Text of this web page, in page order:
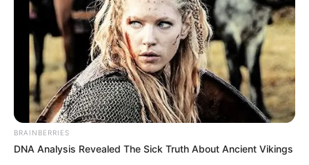
BRAINBERRIES
DNA Analysis Revealed The Sick Truth About Ancient Vikings